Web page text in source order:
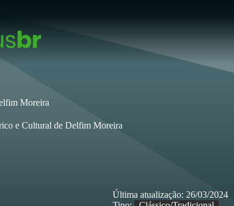
Moreira
e Cultural de Delfim Moreira
Última atualização: 26/03/2024